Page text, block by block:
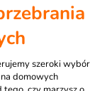
szeroki wybór
domowych